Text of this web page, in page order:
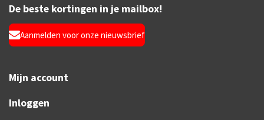
De beste kortingen in je mailbox!
Aanmelden voor onze nieuwsbrief
Mijn account
Inloggen